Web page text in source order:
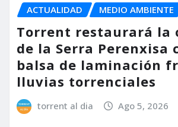
ACTUALIDAD MEDIO AMBIENTE
Torrent restaurará la
de la Serra Perenxisa
balsa de laminación
lluvias torrenciales
torrent al dia Ago 5, 2026